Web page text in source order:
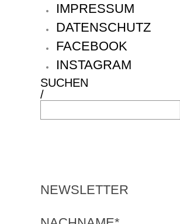
IMPRESSUM
DATENSCHUTZ
FACEBOOK
INSTAGRAM
SUCHEN
/
NEWSLETTER